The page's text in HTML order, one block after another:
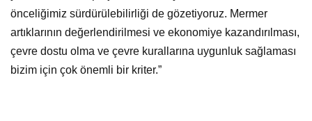
önceliğimiz sürdürülebilirliği de gözetiyoruz. Mermer
artıklarının değerlendirilmesi ve ekonomiye kazandırılması,
çevre dostu olma ve çevre kurallarına uygunluk sağlaması
bizim için çok önemli bir kriter.”